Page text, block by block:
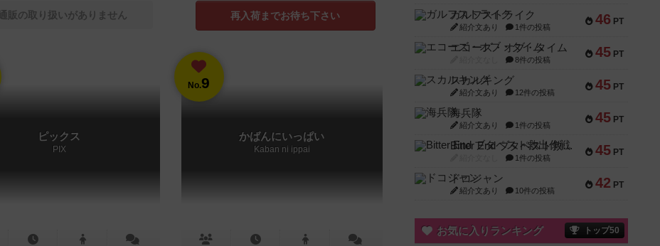
通販の取り扱いがありません 再入荷までお待ち下さい
ピックス
PIX
No.9
かばんにいっぱい
Kaban ni ippai
46 PT
ガルフストライク
紹介文あり 1件の投稿
45 PT
エコーズ・オブ・タイム
8件の投稿
45 PT
スカルキング
紹介文あり 12件の投稿
45 PT
海兵隊
紹介文あり 1件の投稿
45 PT
Bitter End ブタペスト救出作戦
1件の投稿
42 PT
ドコジャン
紹介文あり 10件の投稿
お気に入りランキング トップ50